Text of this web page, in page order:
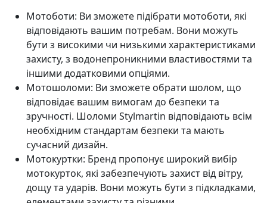
Мотоботи: Ви зможете підібрати мотоботи, які
відповідають вашим потребам. Вони можуть
бути з високими чи низькими характеристиками
захисту, з водонепроникними властивостями та
іншими додатковими опціями.
Мотошоломи: Ви зможете обрати шолом, що
відповідає вашим вимогам до безпеки та
зручності. Шоломи Stylmartin відповідають всім
необхідним стандартам безпеки та мають
сучасний дизайн.
Мотокуртки: Бренд пропонує широкий вибір
мотокурток, які забезпечують захист від вітру,
дощу та ударів. Вони можуть бути з підкладками,